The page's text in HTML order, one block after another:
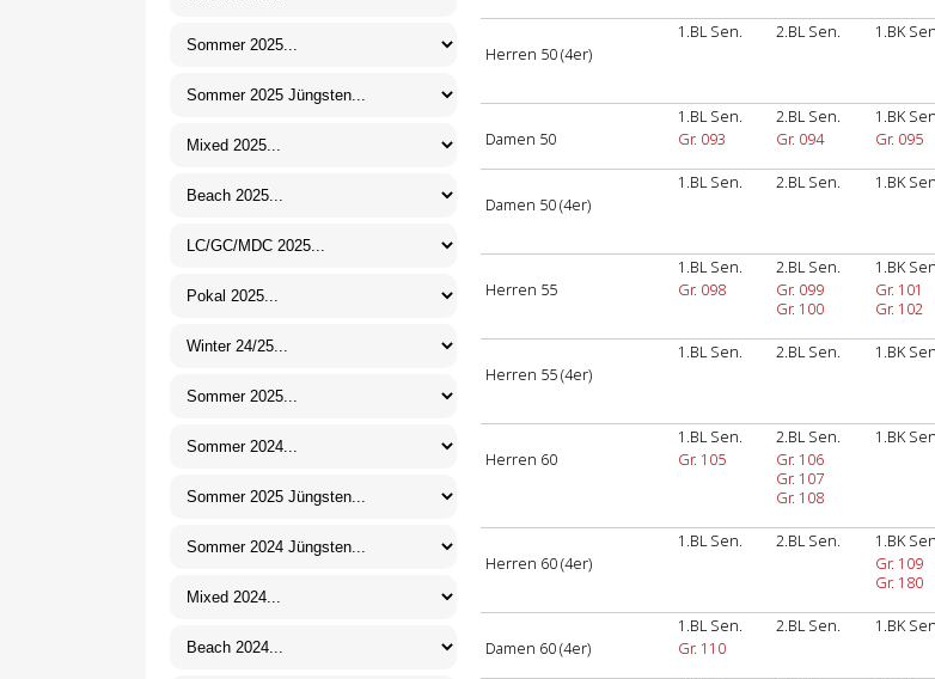
1.BL Sen.
2.BL Sen. 1.BK
Herren 50 (4er)
1.BL Sen.
2.BL Sen. 1.BK
Damen 50
Gr. 093 Gr. 094
Gr. 095
1.BL Sen.
2.BL Sen. 1.BK
Damen 50 (4er)
1.BL Sen.
2.BL Sen. 1.BK
Herren 55
Gr. 098
Gr. 099
Gr. 100
Gr. 101
Gr. 102
1.BL Sen.
2.BL Sen. 1.BK
Herren 55 (4er)
1.BL Sen.
2.BL Sen. 1.BK
Herren 60
Gr. 105
Gr. 106
Gr. 107
Gr. 108
1.BL Sen.
2.BL Sen. 1.BK
Herren 60 (4er)
Gr. 109
Gr. 180
1.BL Sen.
2.BL Sen. 1.BK
Damen 60 (4er)
Gr. 110